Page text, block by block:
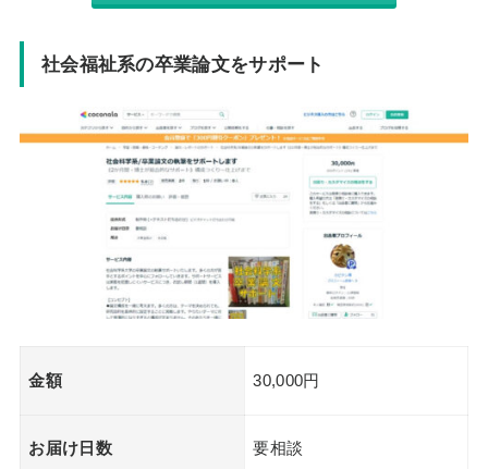
社会福祉系の卒業論文をサポート
金額 30,000円
お届け日数 要相談